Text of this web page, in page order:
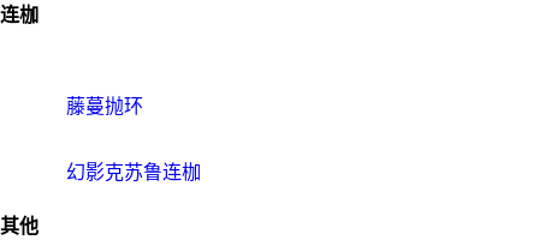
连枷
藤蔓抛环
幻影克苏鲁连枷
其他